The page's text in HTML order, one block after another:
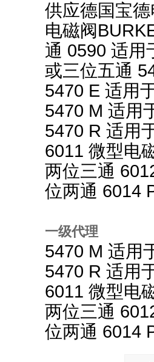
供应德国宝
电磁阀
通 0590 适用
或三位五通
5470 E 适用
5470 M 适用
5470 R 适用
6011 微型电
两位三通
位两通 6014
一级代理
5470 M 适用
5470 R 适用
6011 微型电
两位三通
位两通 6014